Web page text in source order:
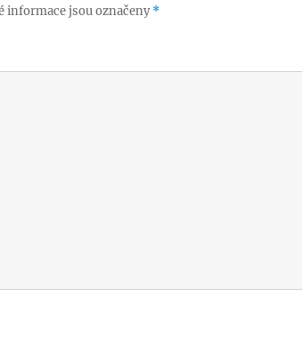
informace jsou označeny*